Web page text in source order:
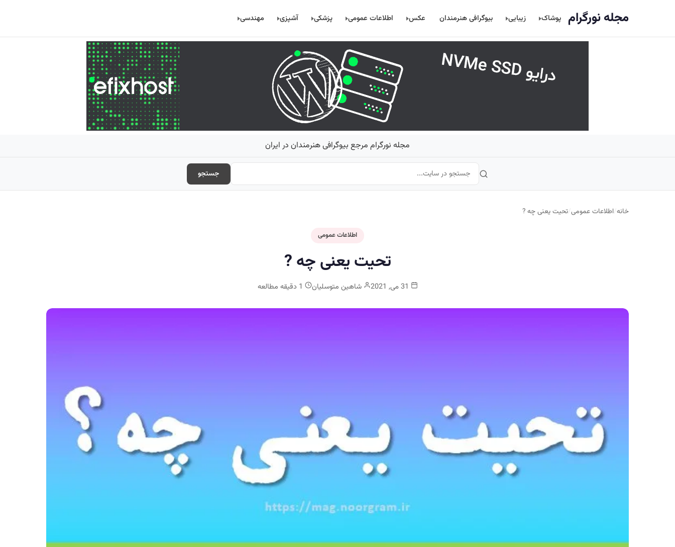
مجله نورگرام پوشاک زیبایی بیوگرافی هنرمندان عکس اطلاعات عمومی پزشکی آشپزی مهندسی
مجله نورگرام مرجع بیوگرافی هنرمندان در ایران
جستجو
خانه/اطلاعات عمومی/تحیت یعنی چه ?
اطلاعات عمومی
تحیت یعنی چه ?
شاهین متوسلیان